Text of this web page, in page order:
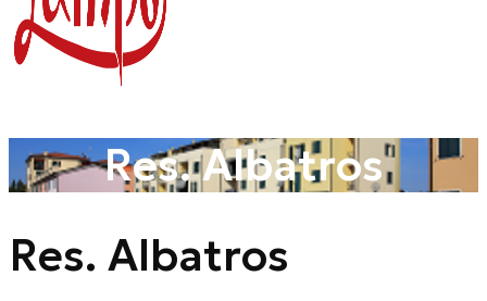
Res. Albatros
Res. Albatros